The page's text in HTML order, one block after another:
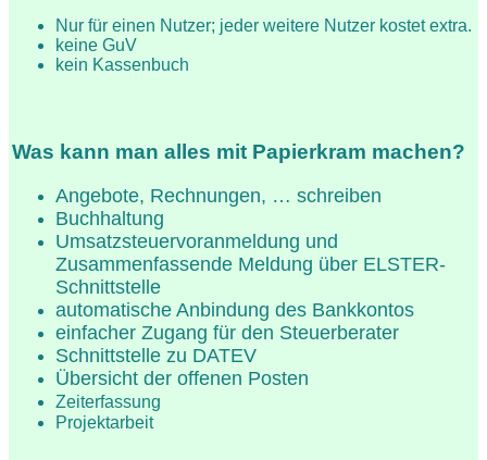
Nur für einen Nutzer; jeder weitere Nutzer kostet extra.
keine GuV
kein Kassenbuch
Was kann man alles mit Papierkram machen?
Angebote, Rechnungen, … schreiben
Buchhaltung
Umsatzsteuervoranmeldung und
Zusammenfassende Meldung über ELSTER-
Schnittstelle
automatische Anbindung des Bankkontos
einfacher Zugang für den Steuerberater
Schnittstelle zu DATEV
Übersicht der offenen Posten
Zeiterfassung
Projektarbeit